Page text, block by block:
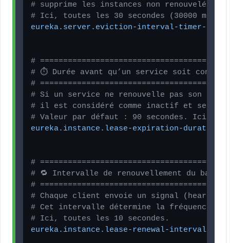
# supprime les instances non renouvelées
# Ici, toutes les 30 secondes (30000
eureka.server.eviction-interval-timer-in-ms
#
# ⏱️ Durée avant qu’un service soit
#
# Si un service ne renouvelle pas son
# il est considéré comme inactif et sera
# Valeur par défaut : 90 secondes. Ici,
eureka.instance.lease-expiration-duration-
#
# 🔁 Intervalle de renouvellement du bail
#
# Chaque client envoie un signal
# Cet intervalle détermine la fréquence
# Ici, toutes les 10 secondes.
eureka.instance.lease-renewal-interval-in-